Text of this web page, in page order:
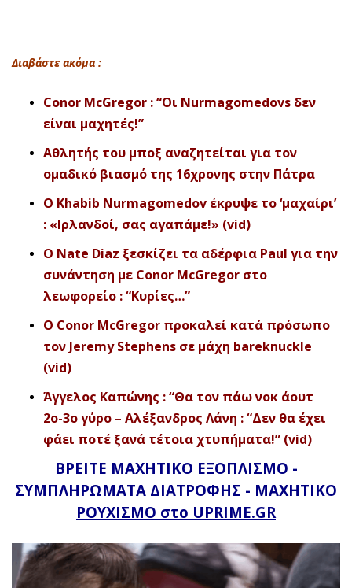
Διαβάστε ακόμα :
Conor McGregor : “Οι Nurmagomedovs δεν
είναι μαχητές!”
Αθλητής του μποξ αναζητείται για τον
ομαδικό βιασμό της 16χρονης στην Πάτρα
Ο Khabib Nurmagomedov έκρυψε το ‘μαχαίρι’
: «Ιρλανδοί, σας αγαπάμε!» (vid)
Ο Nate Diaz ξεσκίζει τα αδέρφια Paul για την
συνάντηση με Conor McGregor στο
λεωφορείο : “Κυρίες…”
O Conor McGregor προκαλεί κατά πρόσωπο
τον Jeremy Stephens σε μάχη bareknuckle
(vid)
Άγγελος Καπώνης : “Θα τον πάω νοκ άουτ
2ο-3ο γύρο – Αλέξανδρος Λάνη : “Δεν θα έχει
φάει ποτέ ξανά τέτοια χτυπήματα!” (vid)
ΒΡΕΙΤΕ ΜΑΧΗΤΙΚΟ ΕΞΟΠΛΙΣΜΟ -
ΣΥΜΠΛΗΡΩΜΑΤΑ ΔΙΑΤΡΟΦΗΣ - ΜΑΧΗΤΙΚΟ
ΡΟΥΧΙΣΜΟ στο UPRIME.GR